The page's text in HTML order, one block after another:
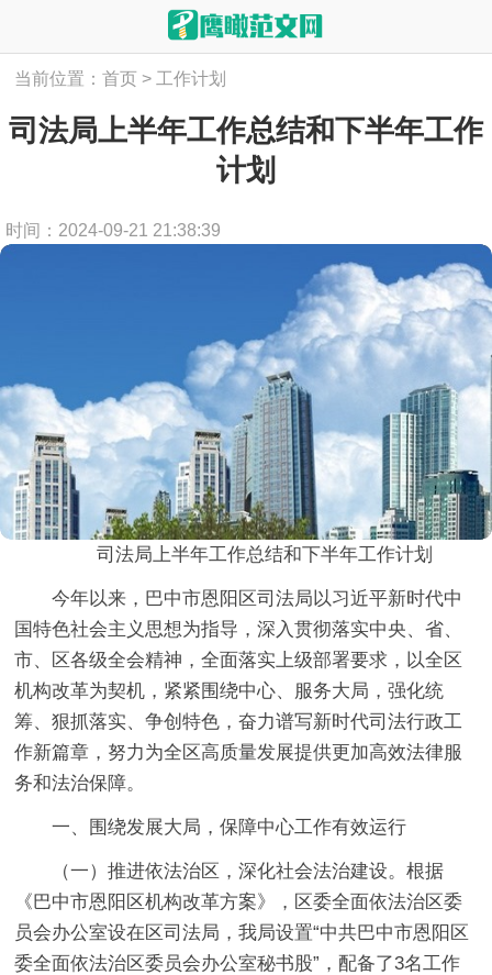
当前位置：首页 > 工作计划
司法局上半年工作总结和下半年工作
计划
时间：2024-09-21 21:38:39
司法局 上半年工作总结和下半年工作计划
今年以来，巴中市恩阳区司法局以习近平新时代中
国特色社会主义思想为指导，深入贯彻落实中央、省、
市、区各级全会精神，全面落实上级部署要求，以全区
机构改革为契机，紧紧围绕中心、服务大局，强化统
筹、狠抓落实、争创特色，奋力谱写新时代司法行政工
作新篇章，努力为全区高质量发展提供更加高效法律服
务和法治保障。
一、 围绕发展大局，保障中心工作有效运行
（一）推进依法治区，深化社会法治建设。根据
《巴中市恩阳区机构改革方案》，区委全面依法治区委
员会办公室设在区司法局，我局设置“中共巴中市恩阳区
委全面依法治区委员会办公室秘书股”，配备了3名工作